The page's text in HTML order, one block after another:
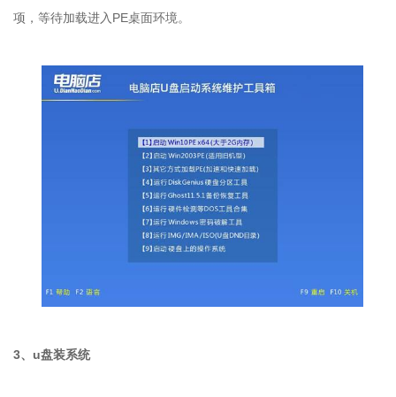
项，等待加载进入PE桌面环境。
3、 u盘装系统